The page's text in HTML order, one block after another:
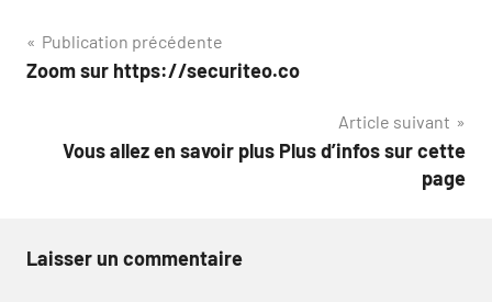
Navigation
de
Publication précédente
Zoom sur https://securiteo.co
Article suivant
Vous allez en savoir plus Plus d’infos sur cette
page
Laisser un commentaire